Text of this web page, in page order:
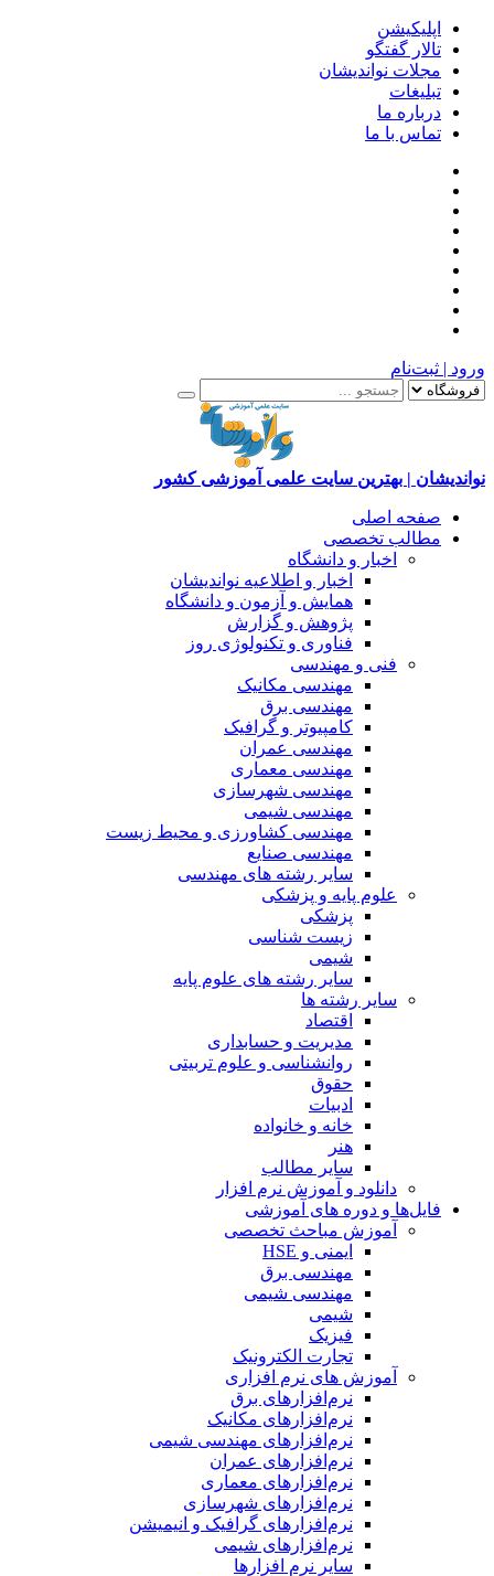
اپلیکیشن
تالار گفتگو
مجلات نواندیشان
تبلیغات
درباره ما
تماس با ما
ورود | ثبت‌نام
نواندیشان | بهترین سایت علمی آموزشی کشور
صفحه اصلی
مطالب تخصصی
اخبار و دانشگاه
اخبار و اطلاعیه نواندیشان
همایش و آزمون و دانشگاه
پژوهش و گزارش
فناوری و تکنولوژی روز
فنی و مهندسی
مهندسی مکانیک
مهندسی برق
کامپیوتر و گرافیک
مهندسی عمران
مهندسی معماری
مهندسی شهرسازی
مهندسی شیمی
مهندسی کشاورزی و محیط زیست
مهندسی صنایع
سایر رشته های مهندسی
علوم پایه و پزشکی
پزشکی
زیست شناسی
شیمی
سایر رشته های علوم پایه
سایر رشته ها
اقتصاد
مدیریت و حسابداری
روانشناسی و علوم تربیتی
حقوق
ادبیات
خانه و خانواده
هنر
سایر مطالب
دانلود و آموزش نرم افزار
فایل‌ها و دوره های آموزشی
آموزش مباحث تخصصی
ایمنی و HSE
مهندسی برق
مهندسی شیمی
شیمی
فیزیک
تجارت الکترونیک
آموزش های نرم افزاری
نرم‌افزارهای برق
نرم‌افزارهای مکانیک
نرم‌افزارهای مهندسی شیمی
نرم‌افزارهای عمران
نرم‌افزارهای معماری
نرم‌افزارهای شهرسازی
نرم‌افزارهای گرافیک و انیمیشن
نرم‌افزارهای شیمی
سایر نرم افزارها